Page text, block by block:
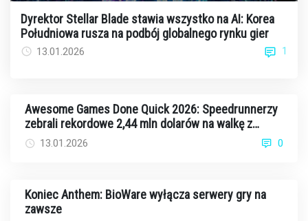
Dyrektor Stellar Blade stawia wszystko na AI: Korea
Południowa rusza na podbój globalnego rynku gier
13.01.2026 1
Awesome Games Done Quick 2026: Speedrunnerzy
zebrali rekordowe 2,44 mln dolarów na walkę z
rakiem13.01.2026 0
Koniec Anthem: BioWare wyłącza serwery gry na
zawsze